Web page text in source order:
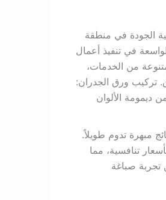
الجودة في منطقة
في تنفيذ أعمال
من الخدمات،
تركيب ورق الجدران:
ديمومة الألوان
مبهرة تدوم طويلاً.
تنافسية، مما
تجربة صباغة